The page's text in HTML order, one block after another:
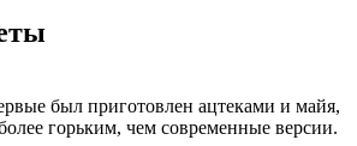
был приготовлен ацтеками и майя,
горьким, чем современные версии.